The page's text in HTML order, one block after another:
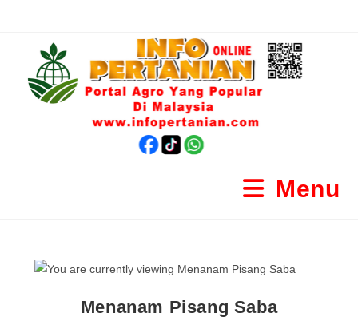
Menu
Menanam Pisang Saba